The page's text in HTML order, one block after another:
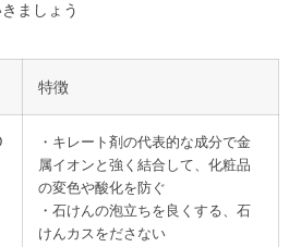
ましょう
特徴
・キレート剤の代表的な成分で金
属イオンと強く結合して、化粧品
の変色や酸化を防ぐ
・石けんの泡立ちを良くする、石
けんカスをださない